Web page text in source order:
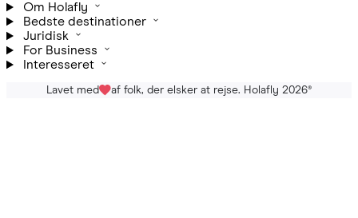
Om Holafly
Bedste destinationer
Juridisk
For Business
Interesseret
Lavet med af folk, der elsker at rejse. Holafly 2026®